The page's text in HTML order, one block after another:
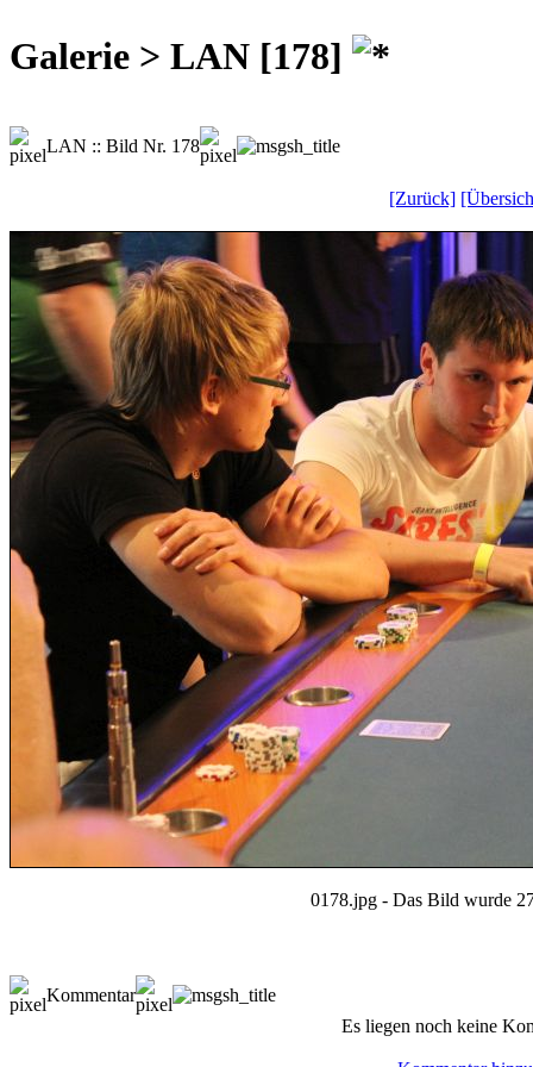
Galerie > LAN [178]
LAN :: Bild Nr. 178
[Zurück]
0178.jpg - Das Bild wurde
Kommentar
Es liegen noch keine